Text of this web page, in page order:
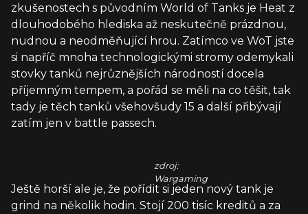
zkušenostech s původním World of Tanks je Heat z
dlouhodobého hlediska až neskutečně prázdnou,
nudnou a neodměňující hrou. Zatímco ve WoT jste
si napříč mnoha technologickými stromy odemykali
stovky tanků nejrůznějších národností docela
příjemným tempem, a pořád se měli na co těšit, tak
tady je těch tanků všehovšudy 15 a další přibývají
zatím jen v battle passech.
zdroj:
Wargaming
Ještě horší ale je, že pořídit si jeden nový tank je
grind na několik hodin. Stojí 200 tisíc kreditů a za